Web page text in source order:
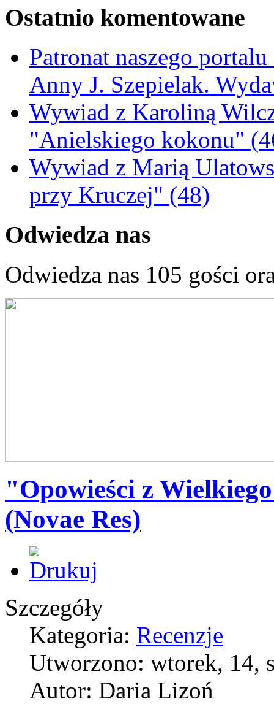
Ostatnio komentowane
Patronat naszego
Anny J. Szepielak.
Wywiad z Karoliną
"Anielskiego kokonu"
Wywiad z Marią
przy Kruczej" (48)
Odwiedza nas
Odwiedza nas 105 gości
"Opowieści z
(Novae Res)
Szczegóły
Kategoria: Recenzje
Utworzono: wtorek, 14,
Autor: Daria Lizoń